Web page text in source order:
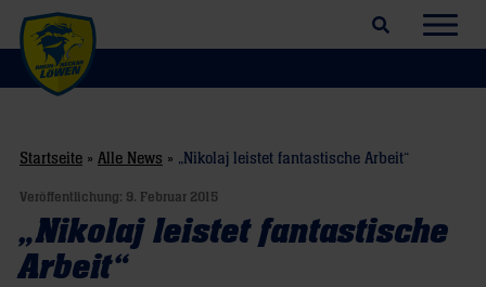
Suchfeld öffnen
Startseite » Alle News » „Nikolaj leistet fantastische Arbeit“
Veröffentlichung: 9. Februar 2015
„Nikolaj leistet fantastische
Arbeit“